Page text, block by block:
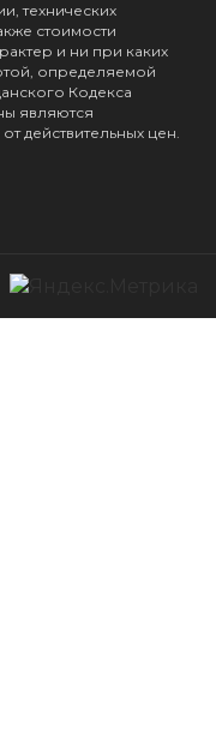
технических
стоимости
и ни при каких
определяемой
Кодекса
являются
действительных цен.